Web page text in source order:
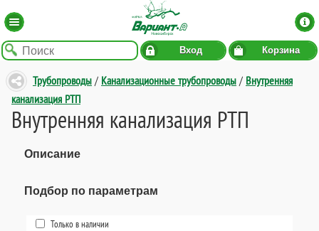
Вход Корзина
Трубопроводы / Канализационные трубопроводы / Внутренняя
канализация РТП
Внутренняя канализация РТП
Описание
Подбор по параметрам
Только в наличии